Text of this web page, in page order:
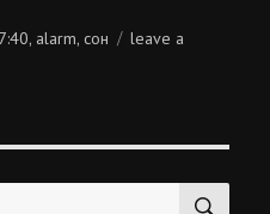
Tags
7:40, alarm,сон
leave a